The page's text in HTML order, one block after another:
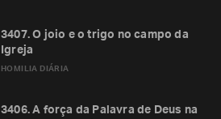
HOMILIA DIÁRIA
3407. O joio e o trigo no campo da
Igreja
3406. A força da Palavra de Deus na